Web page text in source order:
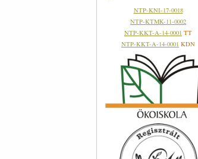
NTP-KNI-17-0018
NTP-KTMK-11-0002
NTP-KKT-A-14-0001 TT
NTP-KKT-A-14-0001 KDN